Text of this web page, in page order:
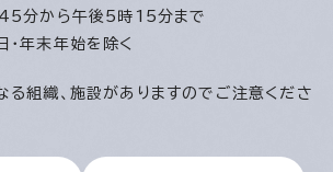
分から午後5時15分まで
・年末年始を除く
組織、施設がありますのでご注意くださ